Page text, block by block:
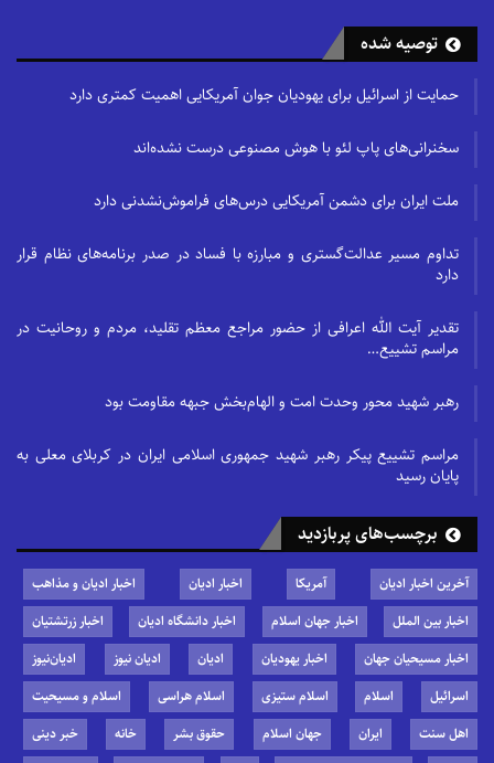
توصیه شده
حمایت از اسرائیل برای یهودیان جوان آمریکایی اهمیت کمتری دارد
سخنرانی‌های پاپ لئو با هوش مصنوعی درست نشده‌اند
ملت ایران برای دشمن آمریکایی درس‌های فراموش‌نشدنی دارد
تداوم مسیر عدالت‌گستری و مبارزه با فساد در صدر برنامه‌های نظام قرار
دارد
تقدیر آیت الله اعرافی از حضور مراجع معظم تقلید، مردم و روحانیت در
مراسم تشییع…
رهبر شهید محور وحدت امت و الهام‌بخش جبهه مقاومت بود
مراسم تشییع پیکر رهبر شهید جمهوری اسلامی ایران در کربلای معلی به
پایان رسید
برچسب‌های پربازدید
آخرین اخبار ادیان آمریکا اخبار ادیان
اخبار ادیان و مذاهب
اخبار بین الملل
اخبار جهان اسلام اخبار دانشگاه ادیان
اخبار زرتشتیان
اخبار مسیحیان جهان
اخبار یهودیان ادیان ادیان نیوز
ادیان‌نیوز
اسرائیل
اسلام اسلام ستیزی اسلام هراسی
اسلام و مسیحیت
اهل سنت
ایران جهان اسلام حقوق بشر خانه
خبر دینی